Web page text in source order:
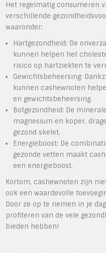
Het regelmatig consumeren
verschillende
waaronder:
Hartgezondheid: De
kunnen helpen het
risico op hartziekten te
Gewichtsbeheersing:
kunnen cashewnoten
en gewichtsbeheersing.
Botgezondheid: De
magnesium en koper,
gezond skelet.
Energieboost: De
gezonde vetten maakt
een energieboost.
Kortom, cashewnoten zijn
ook een waardevolle
Door ze op te nemen in je
profiteren van de vele
bieden hebben!